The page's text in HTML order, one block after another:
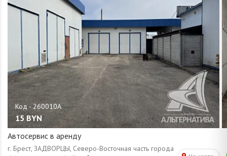
15 BYN
Автосервис в аренду